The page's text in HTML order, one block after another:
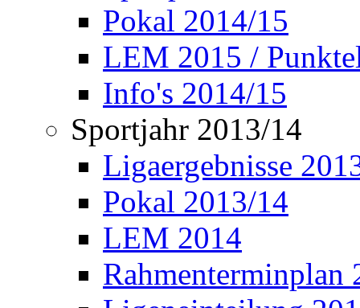
Pokal 2014/15
LEM 2015 /
Info's 2014/15
Sportjahr 2013/14
Ligaergebnisse
Pokal 2013/14
LEM 2014
Rahmenterminplan